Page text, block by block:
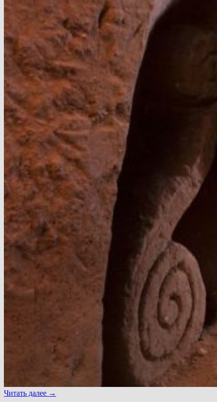
Читать далее →